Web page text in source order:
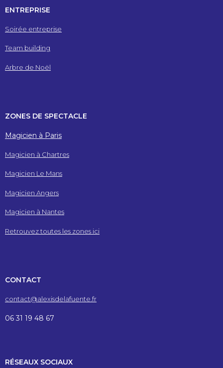
ENTREPRISE
Soirée entreprise
Team building
Arbre de Noël
ZONES DE SPECTACLE
Magicien à Paris
Magicien à Chartres
Magicien Le Mans
Magicien Angers
Magicien à Nantes
Retrouvez toutes les zones ici
CONTACT
contact@alexisdelafuente.fr
06 31 19 48 67
RÉSEAUX SOCIAUX